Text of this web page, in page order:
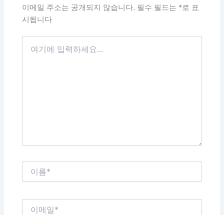
이메일 주소는 공개되지 않습니다. 필수 필드는 *로 표
시됩니다